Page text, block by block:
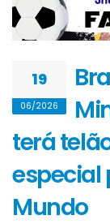
19
06/2026
terá
especial
Mundo